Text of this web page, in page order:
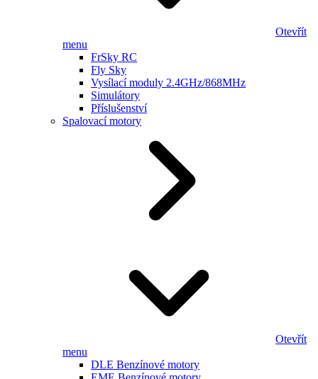
Otevřít
menu
FrSky RC
Fly Sky
Vysílací moduly 2.4GHz/868MHz
Simulátory
Příslušenství
Spalovací motory
Otevřít
menu
DLE Benzínové motory